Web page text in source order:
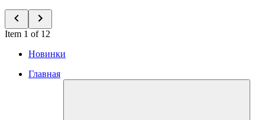
Item 1 of 12
Новинки
Главная